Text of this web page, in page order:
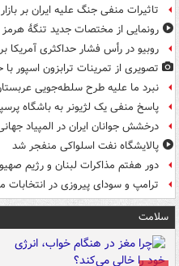
تاثیرات منفی جنگ علیه ایران بر بازار
رونمایی از مختصات جدید تنگۀ هرمز
روبیو در رأس فشار حداکثری آمریکا
تصویری از تمرینات ترابزون اسپور
نبرد ما علیه طرح سلطه‌جویی
پاسخ منفی یک لژیونر به باشگاه
درخشش جوانان ایران در المپیاد
پالایشگاه نفت اسلواکی منفجر شد
دور هفتم مذاکرات لبنان و رژیم
ترامپ و سودای پیروزی در انتخابات
سلامت